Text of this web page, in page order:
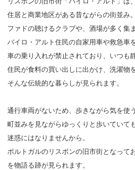
住居と商業地区がある昔ながらの街並み。
ファドの聴けるクラブや、酒場が多く集
バイロ・アルト住民の自家用車や救急車
車の乗り入れが禁止されており、いつも静
住民が食料の買い出しに出かけ、洗濯物
そんな伝統的な暮らしが見られます。
通行車両がないため、歩きながら気を使
町並みを見ながらゆっくりと歩いていて
迷惑にはなりませんから。
ポルトガルのリスボンの旧市街となって
を物語る跡が見られます。